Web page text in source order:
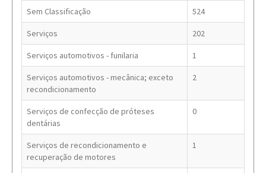
Sem Classificação 524
Serviços 202
Serviços automotivos - funilaria 1
Serviços automotivos - mecânica; exceto
recondicionamento
2
Serviços de confecção de próteses
dentárias
0
Serviços de recondicionamento e
recuperação de motores
1